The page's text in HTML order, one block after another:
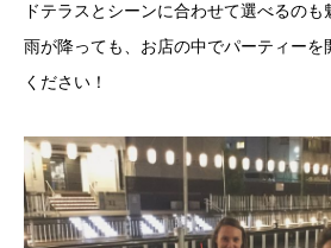
ドテラスとシーンに合わせて選べるのも
雨が降っても、お店の中でパーティー
ください！